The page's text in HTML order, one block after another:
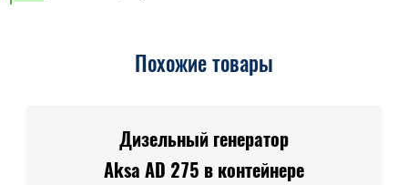
Похожие товары
Дизельный генератор
Aksa AD 275 в контейнере